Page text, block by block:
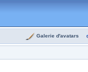
Galerie d'avatars